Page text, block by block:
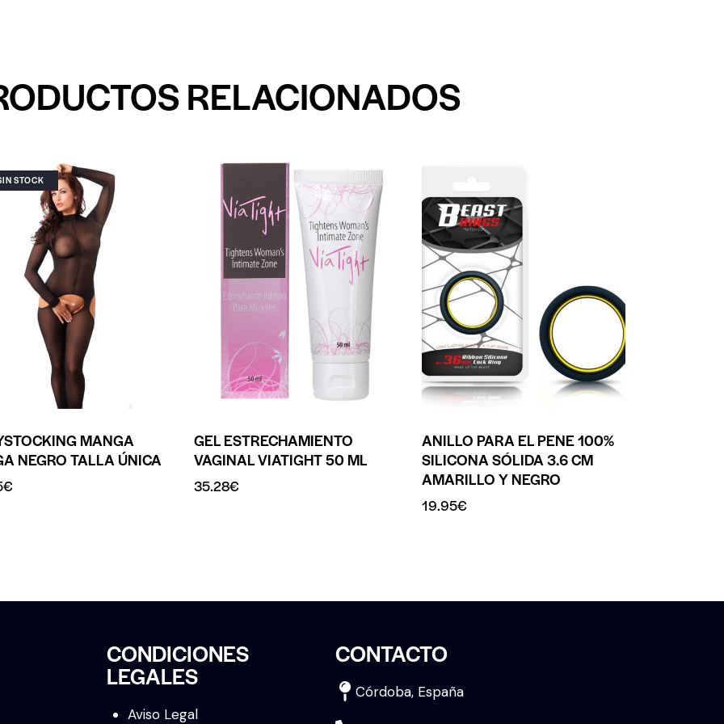
RELACIONADOS
STOCK
MANGA
NEGRO TALLA ÚNICA
€
GEL ESTRECHAMIENTO
VAGINAL VIATIGHT 50 ML
35.28€
ANILLO PARA EL PENE 100%
SILICONA SÓLIDA 3.6 CM
AMARILLO Y NEGRO
19.95€
CONDICIONES
LEGALES
Aviso Legal
CONTACTO
Córdoba, España